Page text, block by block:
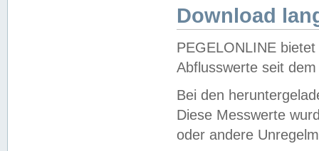
Download
PEGELONLINE
Abflusswerte seit
Bei den
Diese Messwerte
oder andere